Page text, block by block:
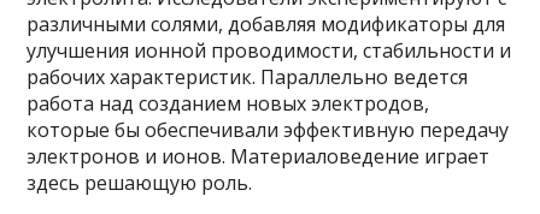
различными солями, добавляя модификаторы для
улучшения ионной проводимости, стабильности и
рабочих характеристик. Параллельно ведется
работа над созданием новых электродов,
которые бы обеспечивали эффективную передачу
электронов и ионов. Материаловедение играет
здесь решающую роль.